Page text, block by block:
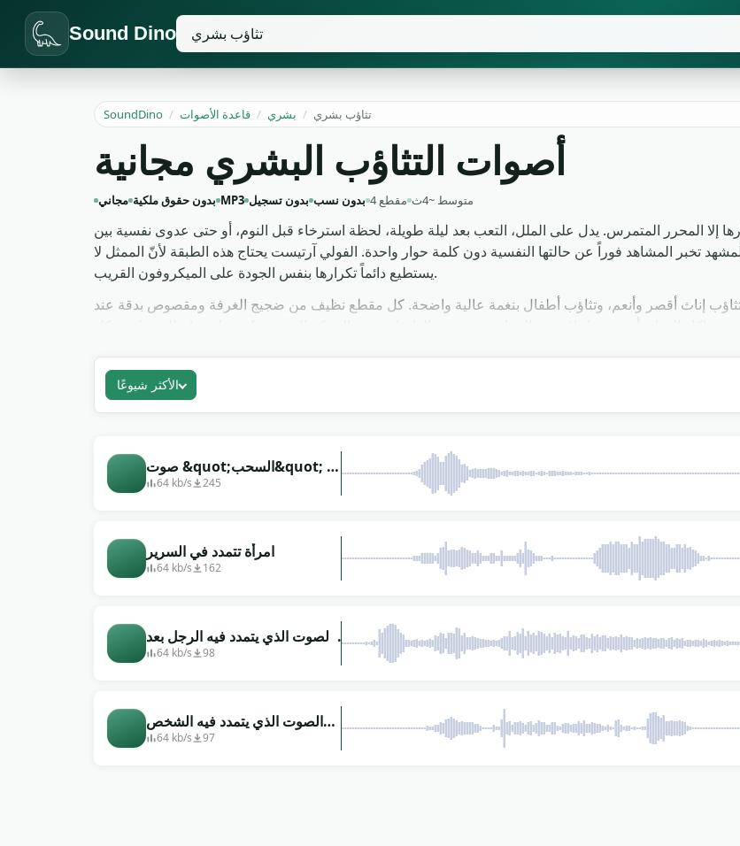
Sound Dino
SoundDino / قاعدة الأصوات / بشري / تثاؤب بشري
أصوات التثاؤب البشري مجانية
مجاني بدون حقوق ملكية MP3 بدون تسجيل بدون نسب 4 مقطع متوسط ~4ث
إلا المحرر المتمرس. يدل على الملل، التعب بعد ليلة طويلة، لحظة استرخاء قبل النوم، أو حتى عدوى نفسية بين
تخبر المشاهد فوراً عن حالتها النفسية دون كلمة حوار واحدة. الفولي آرتيست يحتاج هذه الطبقة لأنّ الممثل لا
يستطيع دائماً تكرارها بنفس الجودة على الميكروفون القريب.
تثاؤب إناث أقصر وأنعم، وتثاؤب أطفال بنغمة عالية واضحة. كل مقطع نظيف من ضجيج الغرفة ومقصوص بدقة عند
الأكثر شيوعًا
صوت &quot;السحب&quot; أثناء
التثاؤب
64 kb/s 245
امرأة تتمدد في السرير
64 kb/s 162
الصوت الذي يتمدد فيه الرجل بعد
الاستيقاظ
64 kb/s 98
الصوت الذي يتمدد فيه الشخص
بعد النوم
64 kb/s 97